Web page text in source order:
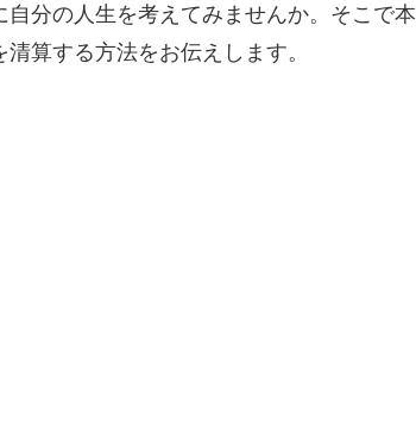
分の人生を考えてみませんか。そこで本
算する方法をお伝えします。